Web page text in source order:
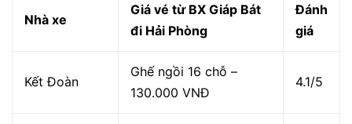
Nhà xe
Giá vé từ BX Giáp Bát
đi Hải Phòng
Đánh
giá
Kết Đoàn
Ghế ngồi 16 chỗ –
130.000 VNĐ
4.1/5